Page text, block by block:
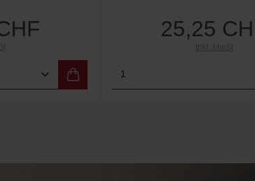
benutze die Schaltflächen
Preis:
Gib den gewünschten Wert ein
Regulärer
25,25
Inkl. MwSt
Produkt Anzahl: